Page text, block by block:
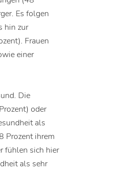
Es folgen
hin zur
Frauen
einer
Die
oder
als
Prozent ihrem
fühlen sich hier
als sehr